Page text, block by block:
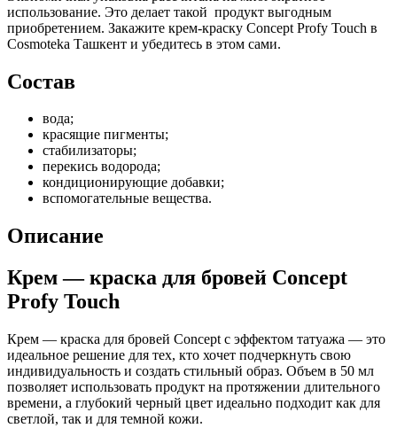
использование. Это делает такой продукт выгодным
приобретением. Закажите крем-краску Concept Profy Touch в
Cosmoteka Ташкент и убедитесь в этом сами.
Состав
вода;
красящие пигменты;
стабилизаторы;
перекись водорода;
кондиционирующие добавки;
вспомогательные вещества.
Описание
Крем — краска для бровей Concept
Profy Touch
Крем — краска для бровей Concept с эффектом татуажа — это
идеальное решение для тех, кто хочет подчеркнуть свою
индивидуальность и создать стильный образ. Объем в 50 мл
позволяет использовать продукт на протяжении длительного
времени, а глубокий черный цвет идеально подходит как для
светлой, так и для темной кожи.